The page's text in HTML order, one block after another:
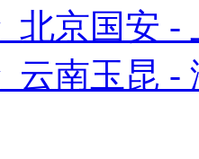
北京国安 -
云南玉昆 -